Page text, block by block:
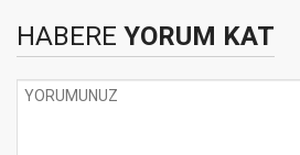
HABERE YORUM KAT